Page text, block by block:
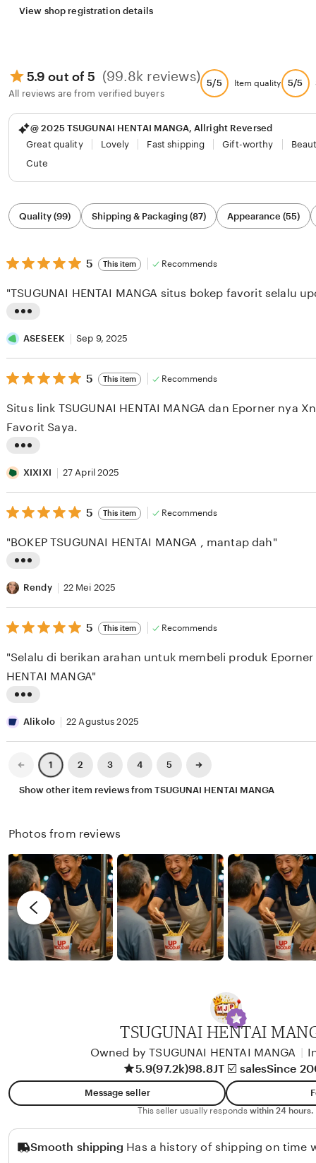
View shop registration details
5.9 out of 5 (99.8k reviews)
All reviews are from verified buyers
5/5 Item quality 5/5
@ 2025 TSUGUNAI HENTAI MANGA, Allright Reversed
Great quality
Lovely Fast shipping Gift-worthy
Cute
Filter
by
category
Quality (99) Shipping & Packaging (87) Appearance (55)
5
out
stars
5 This item Recommends
i
s
t
n
g
e
v
i
w
y
A
S
S
E
K
"TSUGUNAI HENTAI MANGA situs bokep favorit selalu
ASESEEK Sep 9, 2025
5
out
5
stars
5 This item Recommends
i
s
t
n
r
e
v
e
w
y
X
I
I
Situs link TSUGUNAI HENTAI MANGA dan Eporner nya
Favorit Saya.
XIXIXI 27 April 2025
5
out
5
stars
5 This item Recommends
i
s
t
n
g
e
v
y
R
e
n
"BOKEP TSUGUNAI HENTAI MANGA , mantap dah"
Rendy 22 Mei 2025
5
out
5
stars
5 This item Recommends
i
s
r
e
v
i
b
l
o
"Selalu di berikan arahan untuk membeli produk Eporner
HENTAI MANGA"
Alikolo 22 Agustus 2025
Previous
page
1 2 3 4 5
Next
page
Show other item reviews from TSUGUNAI HENTAI MANGA
Photos from reviews
TSUGUNAI HENTAI
Owned by TSUGUNAI HENTAI MANGA
5.9(97.2k)98.8JT ☑️ salesSince
Message seller
This seller usually responds within 24 hours.
Smooth shipping Has a history of shipping on time